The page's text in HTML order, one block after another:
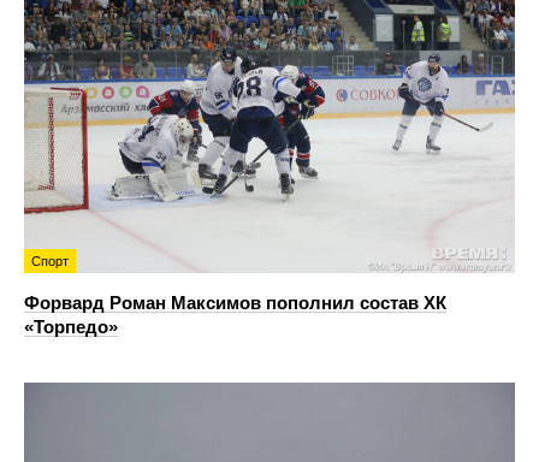
Спорт
Форвард Роман Максимов пополнил состав ХК
«Торпедо»